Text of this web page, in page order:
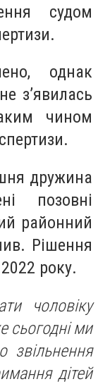
судом
однак
з’явилась
чином
дружина
позовні
районний
Рішення
року.
чоловіку
сьогодні ми
звільнення
дітей